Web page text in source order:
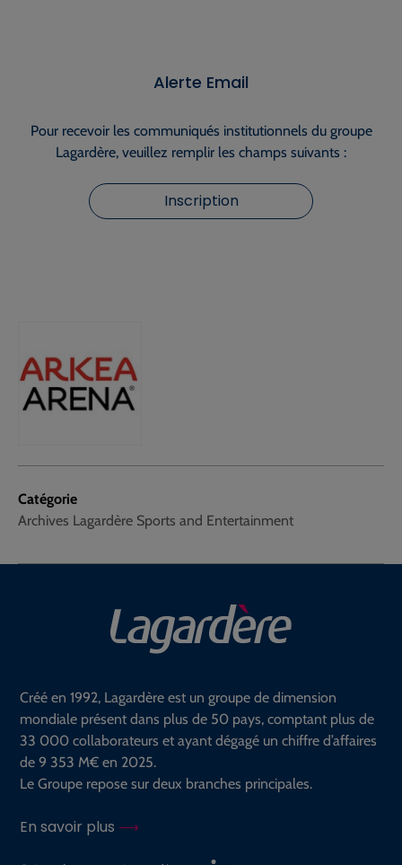
Catégorie
Archives Lagardère Sports and Entertainment
Alerte Email
Pour recevoir les communiqués institutionnels du groupe
Lagardère, veuillez remplir les champs suivants :
Inscription
Créé en 1992, Lagardère est un groupe de dimension
mondiale présent dans plus de 50 pays, comptant plus de
33 000 collaborateurs et ayant dégagé un chiffre d’affaires
de 9 353 M€ en 2025.
Le Groupe repose sur deux branches principales.
En savoir plus